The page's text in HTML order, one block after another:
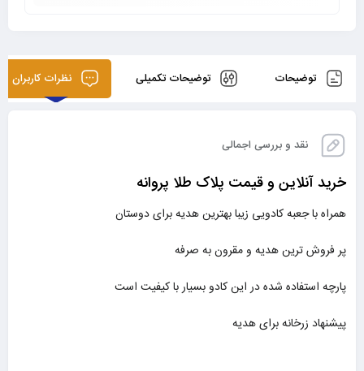
توضیحات توضیحات تکمیلی نظرات کاربران
نقد و بررسی اجمالی
خرید آنلاین و قیمت پلاک طلا پروانه
همراه با جعبه کادویی زیبا بهترین هدیه برای دوستان
پر فروش ترین هدیه و مقرون به صرفه
پارچه استفاده شده در این کادو بسیار با کیفیت است
پیشنهاد زرخانه برای هدیه